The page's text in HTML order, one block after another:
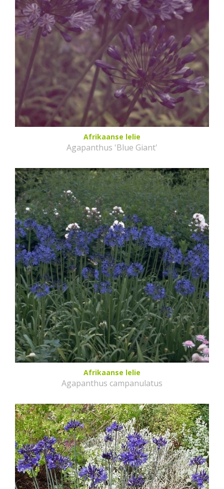
Afrikaanse lelie
Agapanthus 'Blue Giant'
Afrikaanse lelie
Agapanthus campanulatus